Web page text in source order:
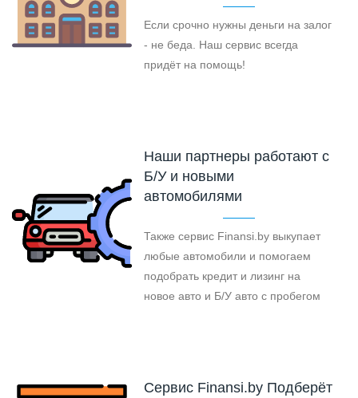
Если срочно нужны деньги на залог
- не беда. Наш сервис всегда
придёт на помощь!
Наши партнеры работают с
Б/У и новыми
автомобилями
Также сервис Finansi.by выкупает
любые автомобили и помогаем
подобрать кредит и лизинг на
новое авто и Б/У авто с пробегом
Cервис Finansi.by Подберёт